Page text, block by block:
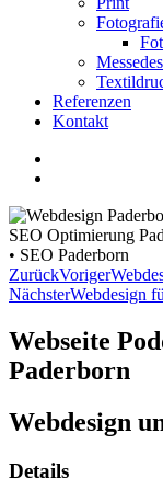
Referenzen
Kontakt
ZurückVoriger
NächsterWebdesign
Webseite
Paderborn
Webdesign
Details